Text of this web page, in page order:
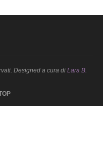
Designed a cura di Lara B.